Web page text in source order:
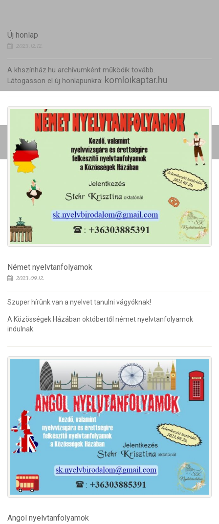
Új honlap
2023.12.12.
A khszínház.hu archívumként működik tovább.
Látogasson el új honlapunkra: komloikaptar.hu
Német nyelvtanfolyamok
2023.09.12.
Szuper hírünk van a nyelvet tanulni vágyóknak!
A Közösségek Házában októbertől német nyelvtanfolyamok
indulnak.
Angol nyelvtanfolyamok